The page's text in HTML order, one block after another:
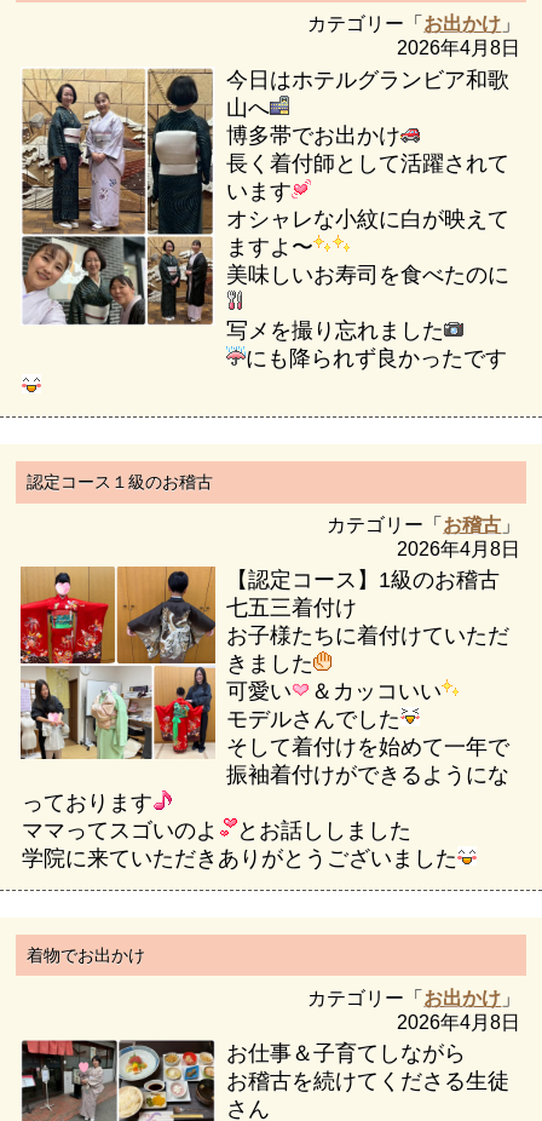
カテゴリー「 お出かけ 」
2026年4月8日
今日はホテルグランビア和歌
山へ
博多帯でお出かけ
長く着付師として活躍されて
います
オシャレな小紋に白が映えて
ますよ〜
美味しいお寿司を食べたのに
写メを撮り忘れました
にも降られず良かったです
認定コース１級のお稽古
カテゴリー「 お稽古 」
2026年4月8日
【認定コース】1級のお稽古
七五三着付け
お子様たちに着付けていただ
きました
可愛い
＆カッコいい
モデルさんでした
そして着付けを始めて一年で
振袖着付けができるようにな
っております
ママってスゴいのよ
とお話ししました
学院に来ていただきありがとうございました
着物でお出かけ
カテゴリー「 お出かけ 」
2026年4月8日
お仕事＆子育てしながら
お稽古を続けてくださる生徒
さん